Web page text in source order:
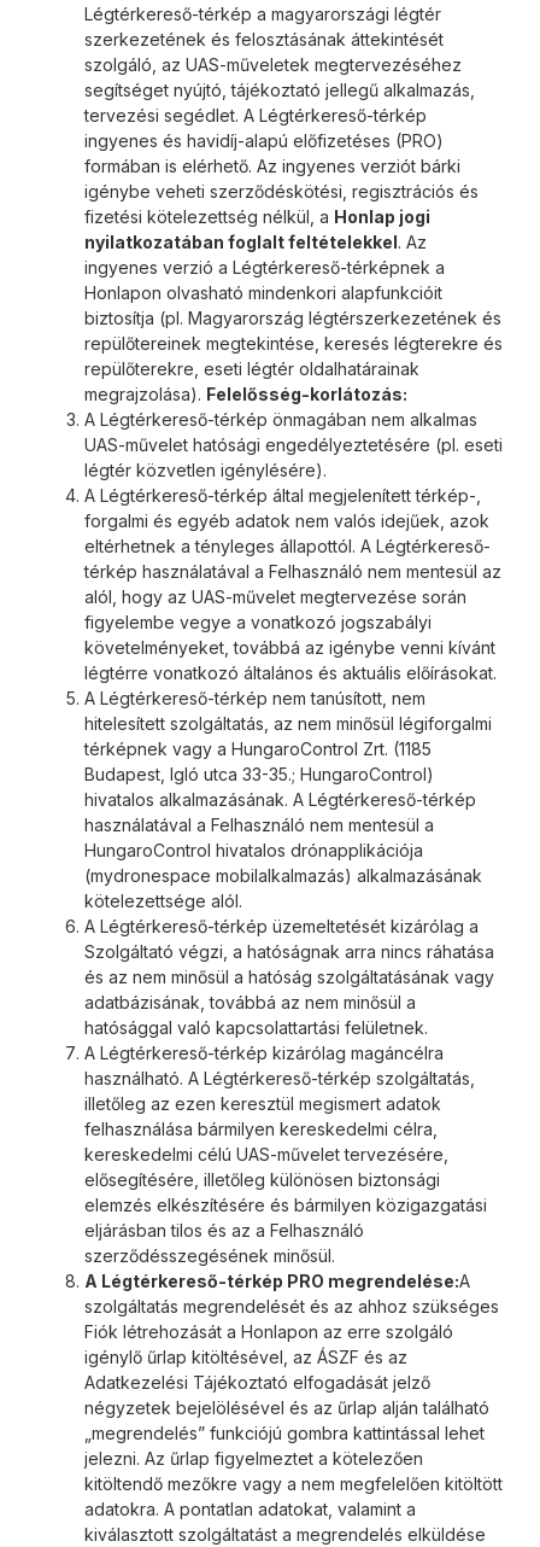
Légtérkereső-térkép a magyarországi légtér
szerkezetének és felosztásának áttekintését
szolgáló, az UAS-műveletek megtervezéséhez
segítséget nyújtó, tájékoztató jellegű alkalmazás,
tervezési segédlet. A Légtérkereső-térkép
ingyenes és havidíj-alapú előfizetéses (PRO)
formában is elérhető. Az ingyenes verziót bárki
igénybe veheti szerződéskötési, regisztrációs és
fizetési kötelezettség nélkül, a Honlap jogi
nyilatkozatában foglalt feltételekkel. Az
ingyenes verzió a Légtérkereső-térképnek a
Honlapon olvasható mindenkori alapfunkcióit
biztosítja (pl. Magyarország légtérszerkezetének és
repülőtereinek megtekintése, keresés légterekre és
repülőterekre, eseti légtér oldalhatárainak
megrajzolása). Felelősség-korlátozás:
A Légtérkereső-térkép önmagában nem alkalmas
UAS-művelet hatósági engedélyeztetésére (pl. eseti
légtér közvetlen igénylésére).
A Légtérkereső-térkép által megjelenített térkép-,
forgalmi és egyéb adatok nem valós idejűek, azok
eltérhetnek a tényleges állapottól. A Légtérkereső-
térkép használatával a Felhasználó nem mentesül az
alól, hogy az UAS-művelet megtervezése során
figyelembe vegye a vonatkozó jogszabályi
követelményeket, továbbá az igénybe venni kívánt
légtérre vonatkozó általános és aktuális előírásokat.
A Légtérkereső-térkép nem tanúsított, nem
hitelesített szolgáltatás, az nem minősül légiforgalmi
térképnek vagy a HungaroControl Zrt. (1185
Budapest, Igló utca 33-35.; HungaroControl)
hivatalos alkalmazásának. A Légtérkereső-térkép
használatával a Felhasználó nem mentesül a
HungaroControl hivatalos drónapplikációja
(mydronespace mobilalkalmazás) alkalmazásának
kötelezettsége alól.
A Légtérkereső-térkép üzemeltetését kizárólag a
Szolgáltató végzi, a hatóságnak arra nincs ráhatása
és az nem minősül a hatóság szolgáltatásának vagy
adatbázisának, továbbá az nem minősül a
hatósággal való kapcsolattartási felületnek.
A Légtérkereső-térkép kizárólag magáncélra
használható. A Légtérkereső-térkép szolgáltatás,
illetőleg az ezen keresztül megismert adatok
felhasználása bármilyen kereskedelmi célra,
kereskedelmi célú UAS-művelet tervezésére,
elősegítésére, illetőleg különösen biztonsági
elemzés elkészítésére és bármilyen közigazgatási
eljárásban tilos és az a Felhasználó
szerződésszegésének minősül.
A Légtérkereső-térkép PRO megrendelése:A
szolgáltatás megrendelését és az ahhoz szükséges
Fiók létrehozását a Honlapon az erre szolgáló
igénylő űrlap kitöltésével, az ÁSZF és az
Adatkezelési Tájékoztató elfogadását jelző
négyzetek bejelölésével és az űrlap alján található
„megrendelés” funkciójú gombra kattintással lehet
jelezni. Az űrlap figyelmeztet a kötelezően
kitöltendő mezőkre vagy a nem megfelelően kitöltött
adatokra. A pontatlan adatokat, valamint a
kiválasztott szolgáltatást a megrendelés elküldése